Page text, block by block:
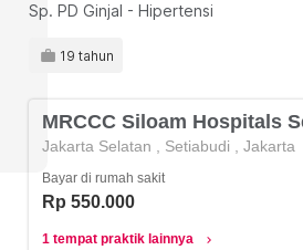
Sp. PD Ginjal - Hipertensi
19 tahun
MRCCC Siloam Hospitals
Jakarta Selatan Setiabudi Jakarta
Bayar di rumah sakit
Rp 550.000
1 tempat praktik lainnya chevron_right